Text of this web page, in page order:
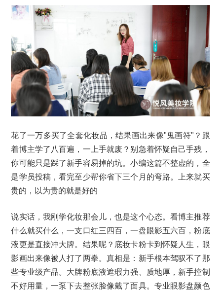
花了一万多买了全套化妆品，结果画出来像"鬼画符"？跟
着博主学了八百遍，一上手就废？别急着怀疑自己手残，
你可能只是踩了新手容易掉的坑。小编这篇不整虚的，全
是学员投稿，看完至少帮你省下三个月的弯路。上来就买
贵的，以为贵的就是好的
说实话，我刚学化妆那会儿，也是这个心态。看博主推荐
什么就买什么，一支口红三四百，一盘眼影五六百，粉底
液更是直接冲大牌。结果呢？底妆卡粉卡到怀疑人生，眼
影画出来像被人打了两拳。真相是：新手根本驾驭不了那
些专业级产品。大牌粉底液遮瑕力强、质地厚，新手控制
不好用量，一泵下去整张脸像戴了面具。专业眼影盘颜色